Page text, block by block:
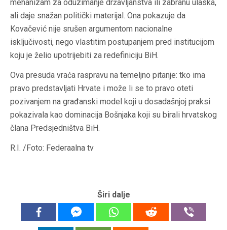
mehanizam za oduzimanje državljanstva ili zabranu ulaska,
ali daje snažan politički materijal. Ona pokazuje da
Kovačević nije srušen argumentom nacionalne
isključivosti, nego vlastitim postupanjem pred institucijom
koju je želio upotrijebiti za redefiniciju BiH.
Ova presuda vraća raspravu na temeljno pitanje: tko ima
pravo predstavljati Hrvate i može li se to pravo oteti
pozivanjem na građanski model koji u dosadašnjoj praksi
pokazivala kao dominacija Bošnjaka koji su birali hrvatskog
člana Predsjedništva BiH.
R.I. /Foto: Federaalna tv
Širi dalje